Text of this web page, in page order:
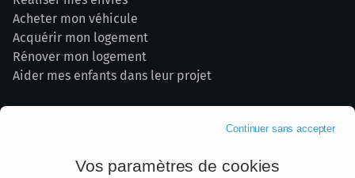
Acheter mon véhicule
Acquérir mon logement
Rénover mon logement
Aider mes enfants dans leur projet
La banque de la Fonction publique
Continuer sans accepter
Vos paramètres de cookies